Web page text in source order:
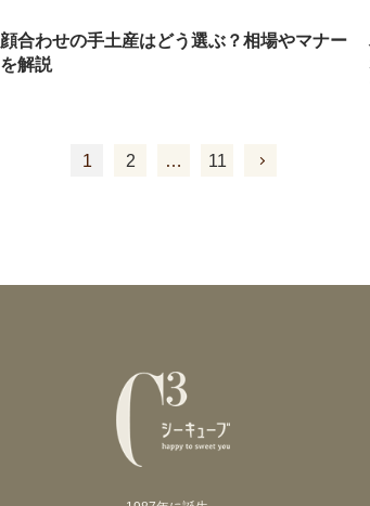
顔合わせの手土産はどう選ぶ？相場やマナー
を解説
1 2 … 11